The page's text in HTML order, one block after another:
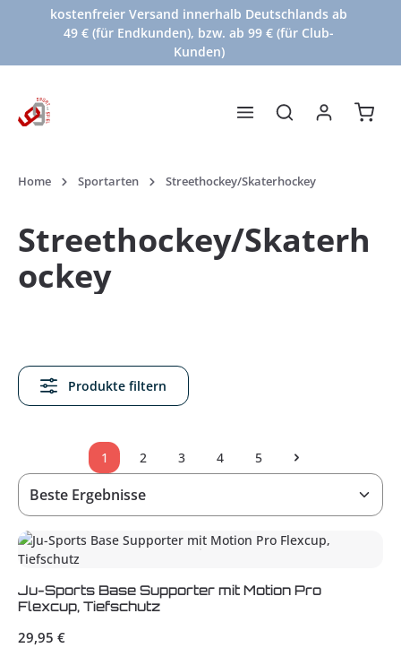
Zum Hauptinhalt springen
kostenfreier Versand innerhalb Deutschlands ab
49 € (für Endkunden), bzw. ab 99 € (für Club-
Kunden)
Home Sportarten Streethockey/Skaterhockey
Streethockey/Skaterh
ockey
Produkte filtern
Seite
1 Seite
2 Seite
3 Seite
4 Seite
5
Ju-Sports Base Supporter mit Motion Pro
Flexcup, Tiefschutz
Regulärer Preis:
29,95 €